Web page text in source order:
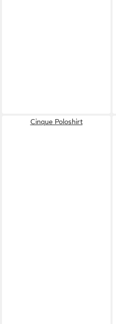
Cinque Poloshirt